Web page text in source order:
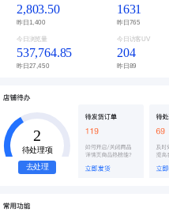
2,803.50
昨日 1,400
1631
昨日 765
今日浏览量
537,764.85
昨日 27,450
今日访客UV
204
昨日 89
2
待处理项
去处理